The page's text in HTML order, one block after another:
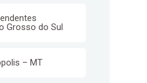
Grosso do Sul
– MT